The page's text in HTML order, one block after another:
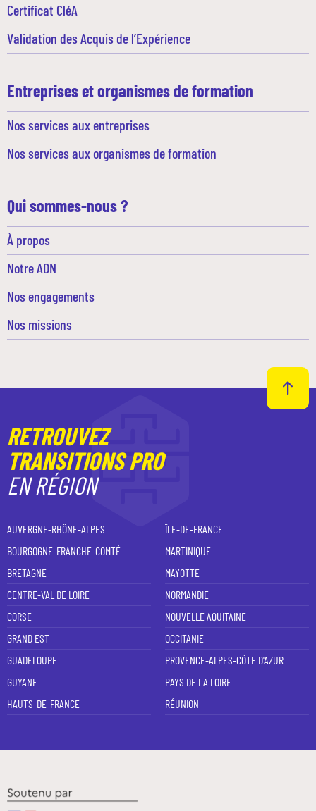
Certificat CléA
Validation des Acquis de l’Expérience
Entreprises et organismes de formation
Nos services aux entreprises
Nos services aux organismes de formation
Qui sommes-nous ?
À propos
Notre ADN
Nos engagements
Nos missions
RETROUVEZ
TRANSITIONS PRO
EN RÉGION
AUVERGNE-RHÔNE-ALPES
BOURGOGNE-FRANCHE-COMTÉ
BRETAGNE
CENTRE-VAL DE LOIRE
CORSE
GRAND EST
GUADELOUPE
GUYANE
HAUTS-DE-FRANCE
ÎLE-DE-FRANCE
MARTINIQUE
MAYOTTE
NORMANDIE
NOUVELLE AQUITAINE
OCCITANIE
PROVENCE-ALPES-CÔTE D'AZUR
PAYS DE LA LOIRE
RÉUNION